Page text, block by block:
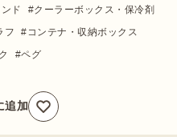
ド
クーラーボックス・保冷剤
フ
コンテナ・収納ボックス
ペグ
追加